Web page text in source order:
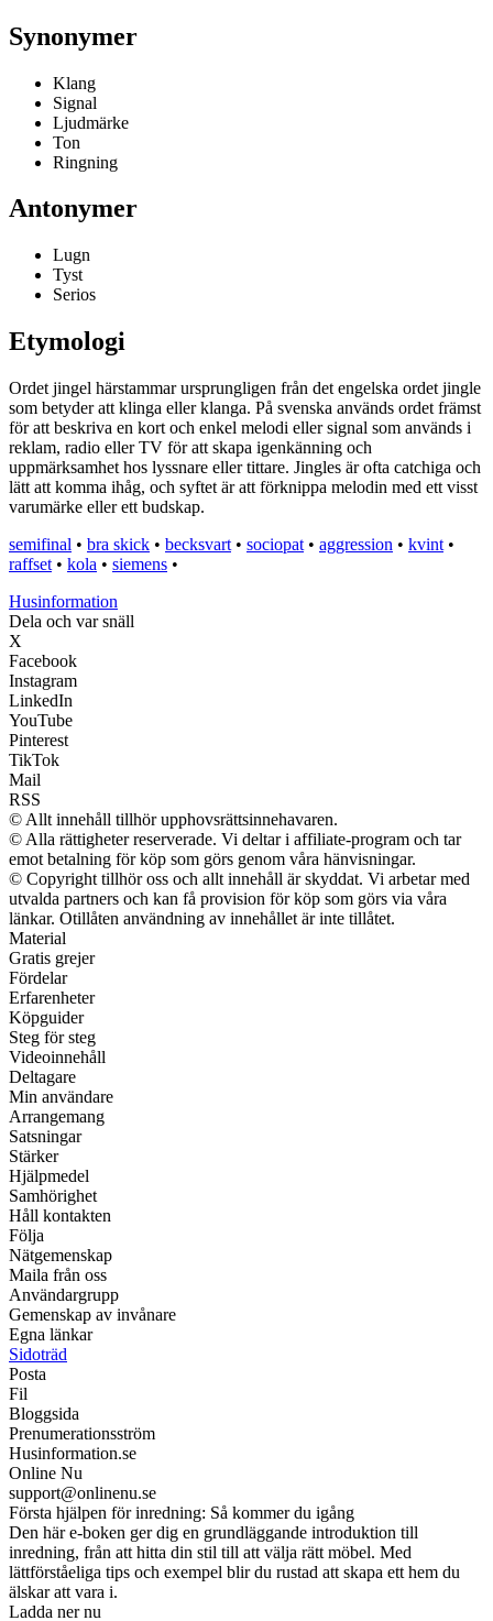
Synonymer
Klang
Signal
Ljudmärke
Ton
Ringning
Antonymer
Lugn
Tyst
Serios
Etymologi
Ordet jingel härstammar ursprungligen från det engelska ordet jingle
som betyder att klinga eller klanga. På svenska används ordet främst
för att beskriva en kort och enkel melodi eller signal som används i
reklam, radio eller TV för att skapa igenkänning och
uppmärksamhet hos lyssnare eller tittare. Jingles är ofta catchiga och
lätt att komma ihåg, och syftet är att förknippa melodin med ett visst
varumärke eller ett budskap.
semifinal • bra skick • becksvart • sociopat • aggression • kvint •
raffset • kola • siemens •
Husinformation
Dela och var snäll
X
Facebook
Instagram
LinkedIn
YouTube
Pinterest
TikTok
Mail
RSS
© Allt innehåll tillhör upphovsrättsinnehavaren.
© Alla rättigheter reserverade. Vi deltar i affiliate-program och tar
emot betalning för köp som görs genom våra hänvisningar.
© Copyright tillhör oss och allt innehåll är skyddat. Vi arbetar med
utvalda partners och kan få provision för köp som görs via våra
länkar. Otillåten användning av innehållet är inte tillåtet.
Material
Gratis grejer
Fördelar
Erfarenheter
Köpguider
Steg för steg
Videoinnehåll
Deltagare
Min användare
Arrangemang
Satsningar
Stärker
Hjälpmedel
Samhörighet
Håll kontakten
Följa
Nätgemenskap
Maila från oss
Användargrupp
Gemenskap av invånare
Egna länkar
Sidoträd
Posta
Fil
Bloggsida
Prenumerationsström
Husinformation.se
Online Nu
support@onlinenu.se
Första hjälpen för inredning: Så kommer du igång
Den här e-boken ger dig en grundläggande introduktion till
inredning, från att hitta din stil till att välja rätt möbel. Med
lättförståeliga tips och exempel blir du rustad att skapa ett hem du
älskar att vara i.
Ladda ner nu